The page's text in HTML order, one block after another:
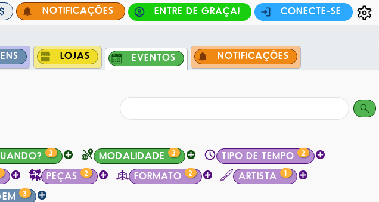
NOTIFICAÇÕES ENTRE DE GRAÇA!
CONECTE-SE
LOJAS EVENTOS NOTIFICAÇÕES
3 MODALIDADE 3 TIPO DE TEMPO 2
PEÇAS 2 FORMATO 2 ARTISTA 1
3